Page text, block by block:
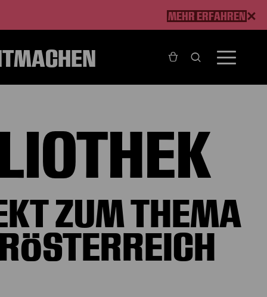
MEHR ERFAHREN
ZUM THEMA